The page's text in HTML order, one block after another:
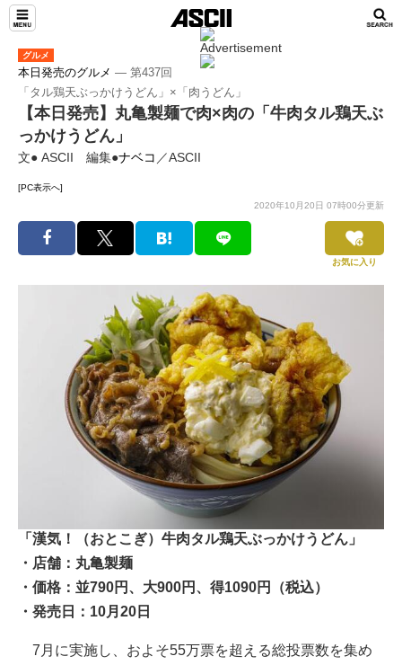
グルメ
本日発売のグルメ ― 第437回
「タル鶏天ぶっかけうどん」×「肉うどん」
【本日発売】丸亀製麺で肉×肉の「牛肉タル鶏天ぶ
っかけうどん」
文● ASCII 編集●ナベコ ／ASCII
[PC表示へ]
2020年10月20日 07時00分更新
お気に入り
「漢気！（おとこぎ）牛肉タル鶏天ぶっかけうどん」
・店舗：丸亀製麺
・価格：並790円、大900円、得1090円（税込）
・発売日：10月20日
7月に実施し、およそ55万票を超える総投票数を集め